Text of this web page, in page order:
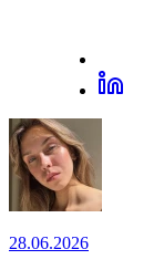
28.06.2026